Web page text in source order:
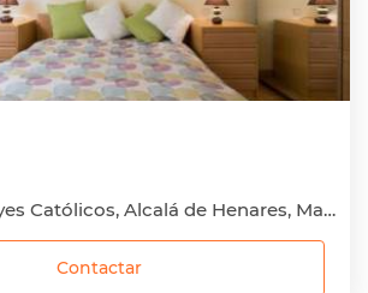
Rinconada, Reyes Católicos, Alcalá de Henares, Madrid
Contactar